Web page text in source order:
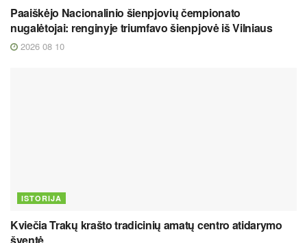
Paaiškėjo Nacionalinio šienpjovių čempionato
nugalėtojai: renginyje triumfavo šienpjovė iš Vilniaus
2026 08 10
ISTORIJA
Kviečia Trakų krašto tradicinių amatų centro atidarymo